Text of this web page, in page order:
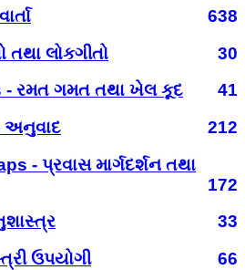
638
તથા લોકગીતો
30
- રમત ગમત તથા ખેલ કૂદ
41
અનુવાદ
212
- પ્રવાસ માર્ગદર્શન તથા
172
33
ઉપયોગી
66